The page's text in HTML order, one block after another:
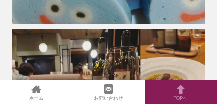
ホーム お問い合わせ TOPへ